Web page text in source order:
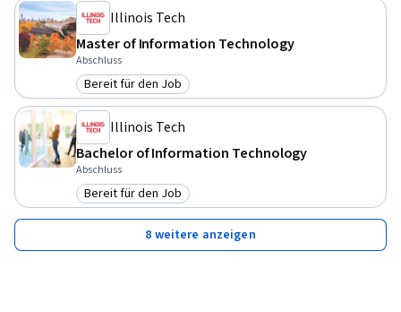
Illinois Tech
Master of Information Technology
Abschluss
Kategorie: Bereit für den Job
Bereit für den Job
Illinois Tech
Bachelor of Information Technology
Abschluss
Kategorie: Bereit für den Job
Bereit für den Job
8 weitere anzeigen